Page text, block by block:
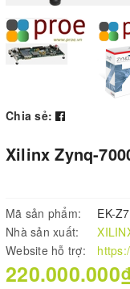
Chia sẻ:
Xilinx Zynq-
Mã sản phẩm:
EK-
Nhà sản xuất:
Website hỗ trợ: